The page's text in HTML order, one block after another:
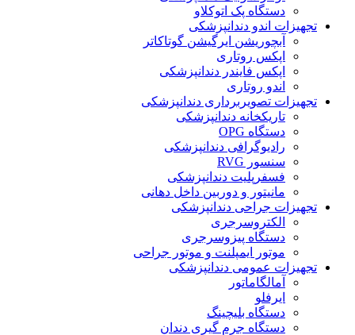
دستگاه پک اتوکلاو
تجهیزات اندو دندانپزشکی
آبچوریشن ایرگیشن گوتاکاتر
اپکس روتاری
اپکس فایندر دندانپزشکی
اندو روتاری
تجهیزات تصویربرداری دندانپزشکی
تاریکخانه دندانپزشکی
دستگاه OPG
رادیوگرافی دندانپزشکی
سنسور RVG
فسفرپلیت دندانپزشکی
مانیتور و دوربین داخل دهانی
تجهیزات جراحی دندانپزشکی
الکتروسرجری
دستگاه پیزوسرجری
موتور ایمپلنت و موتور جراحی
تجهیزات عمومی دندانپزشکی
آمالگاماتور
ایرفلو
دستگاه بلیچینگ
دستگاه جرم گیری دندان